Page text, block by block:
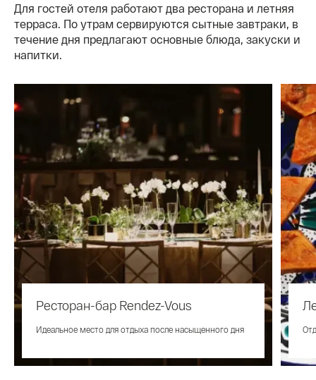
Для гостей отеля работают два ресторана и летняя
терраса. По утрам сервируются сытные завтраки, в
течение дня предлагают основные блюда, закуски и
напитки.
Ресторан-бар Rendez-Vous
Идеальное место для отдыха после насыщенного дня